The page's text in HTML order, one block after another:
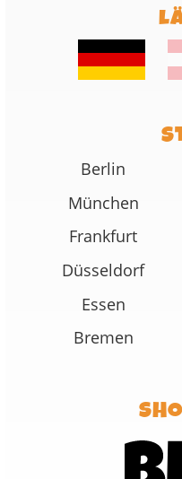
Berlin
München
Frankfurt
Düsseldorf
Essen
Bremen